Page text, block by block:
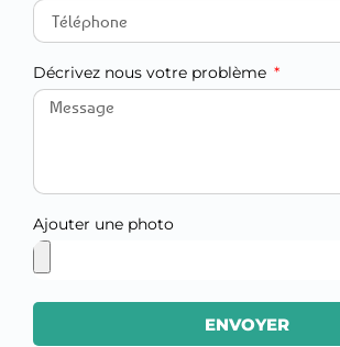
Décrivez nous votre problème
Ajouter une photo
ENVOYER